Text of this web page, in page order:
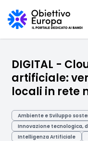
DIGITAL -
artificiale:
locali in rete
Ambiente e Sviluppo
Innovazione tecnologica,
Intelligenza Artificiale